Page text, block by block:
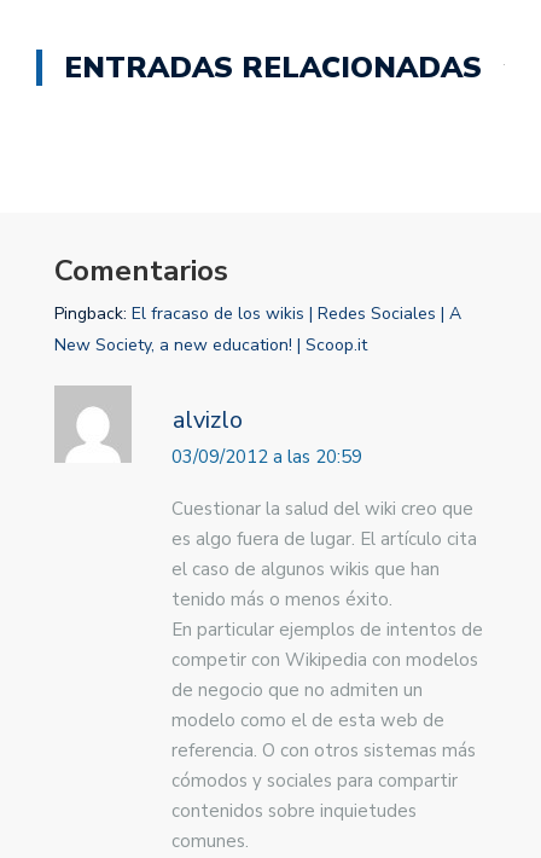
ENTRADAS RELACIONADAS
Comentarios
Pingback: El fracaso de los wikis | Redes Sociales | A
New Society, a new education! | Scoop.it
alvizlo
03/09/2012 a las 20:59
Cuestionar la salud del wiki creo que
es algo fuera de lugar. El artículo cita
el caso de algunos wikis que han
tenido más o menos éxito.
En particular ejemplos de intentos de
competir con Wikipedia con modelos
de negocio que no admiten un
modelo como el de esta web de
referencia. O con otros sistemas más
cómodos y sociales para compartir
contenidos sobre inquietudes
comunes.